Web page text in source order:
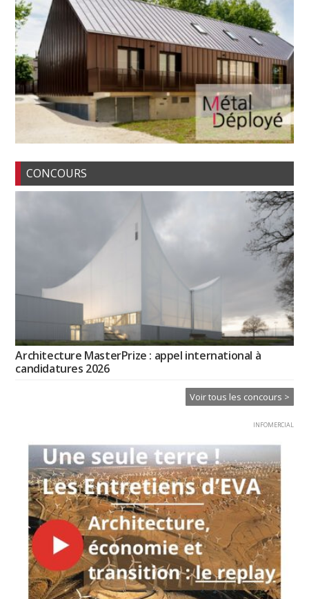
CONCOURS
Architecture MasterPrize : appel international à
candidatures 2026
Voir tous les concours >
INFOMERCIAL